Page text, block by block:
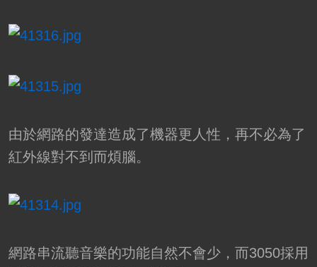
由於網路的發達造成了機器更人性，再不必為了
紅外線對不到而煩腦。
網路串流聽音樂的功能自然不會少，而3050採用